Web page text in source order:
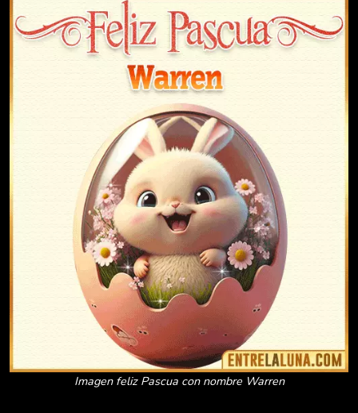
Imagen feliz Pascua con nombre Warren